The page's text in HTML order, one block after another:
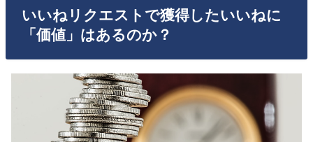
いいねリクエストで獲得したいいねに
「価値」はあるのか？